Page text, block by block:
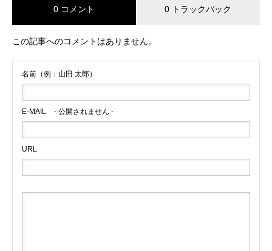
0 コメント 0 トラックバック
この記事へのコメントはありません。
名前（例：山田 太郎）
E-MAIL - 公開されません -
URL